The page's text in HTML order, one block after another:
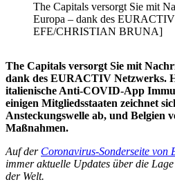
The Capitals versorgt Sie mit
Europa – dank des
EFE/CHRISTIAN BRUNA]
The Capitals versorgt Sie mit
dank des EURACTIV Netzwerks.
italienische Anti-COVID-App
einigen Mitgliedsstaaten zeichnet
Ansteckungswelle ab, und Belgien
Maßnahmen.
Auf der Coronavirus-Sonderseite von
immer aktuelle Updates über die
der Welt.